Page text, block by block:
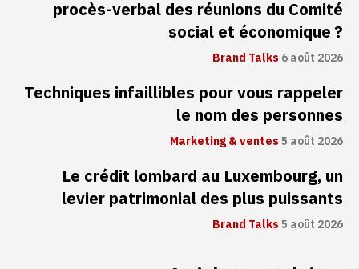
procès-verbal des réunions du Comité
social et économique ?
Brand Talks6 août 2026
Techniques infaillibles pour vous rappeler
le nom des personnes
Marketing & ventes5 août 2026
Le crédit lombard au Luxembourg, un
levier patrimonial des plus puissants
Brand Talks5 août 2026